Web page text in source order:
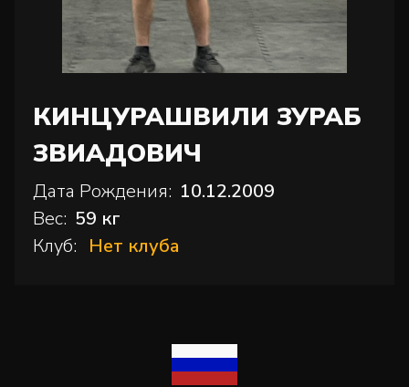
КИНЦУРАШВИЛИ ЗУРАБ
ЗВИАДОВИЧ
Дата Рождения: 10.12.2009
Вес: 59 кг
Клуб: Нет клуба